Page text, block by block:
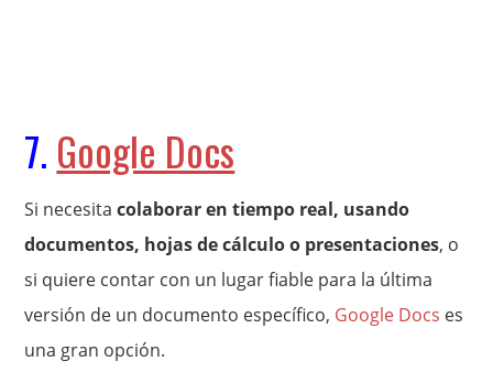
7. Google Docs
Si necesitacolaborar en tiempo real, usando
documentos, hojas de cálculo o presentaciones, o
si quiere contar con un lugar fiable para la última
versión de un documento específico, Google Docs es
una gran opción.